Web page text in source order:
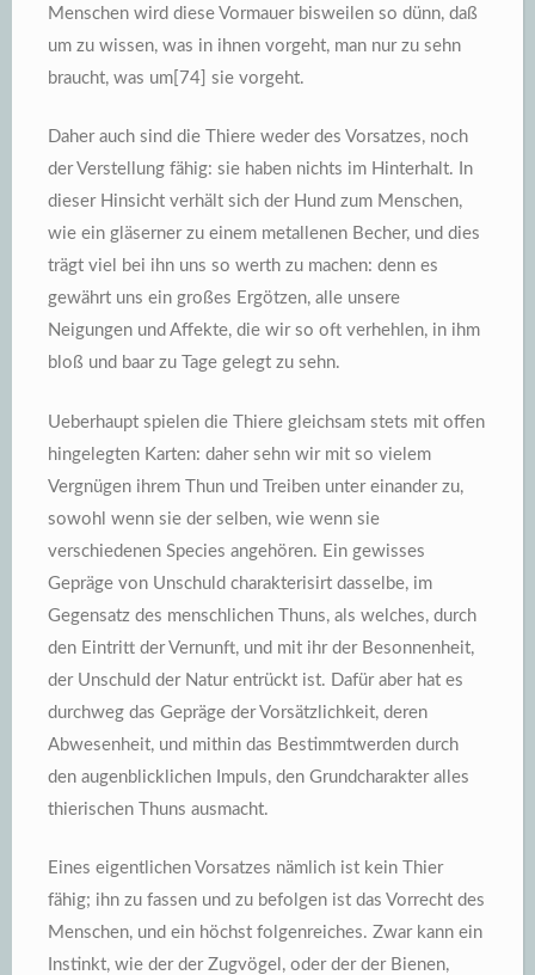
Menschen wird diese Vormauer bisweilen so dünn, daß
um zu wissen, was in ihnen vorgeht, man nur zu sehn
braucht, was um[74] sie vorgeht.
Daher auch sind die Thiere weder des Vorsatzes, noch
der Verstellung fähig: sie haben nichts im Hinterhalt. In
dieser Hinsicht verhält sich der Hund zum Menschen,
wie ein gläserner zu einem metallenen Becher, und dies
trägt viel bei ihn uns so werth zu machen: denn es
gewährt uns ein großes Ergötzen, alle unsere
Neigungen und Affekte, die wir so oft verhehlen, in ihm
bloß und baar zu Tage gelegt zu sehn.
Ueberhaupt spielen die Thiere gleichsam stets mit offen
hingelegten Karten: daher sehn wir mit so vielem
Vergnügen ihrem Thun und Treiben unter einander zu,
sowohl wenn sie der selben, wie wenn sie
verschiedenen Species angehören. Ein gewisses
Gepräge von Unschuld charakterisirt dasselbe, im
Gegensatz des menschlichen Thuns, als welches, durch
den Eintritt der Vernunft, und mit ihr der Besonnenheit,
der Unschuld der Natur entrückt ist. Dafür aber hat es
durchweg das Gepräge der Vorsätzlichkeit, deren
Abwesenheit, und mithin das Bestimmtwerden durch
den augenblicklichen Impuls, den Grundcharakter alles
thierischen Thuns ausmacht.
Eines eigentlichen Vorsatzes nämlich ist kein Thier
fähig; ihn zu fassen und zu befolgen ist das Vorrecht des
Menschen, und ein höchst folgenreiches. Zwar kann ein
Instinkt, wie der der Zugvögel, oder der der Bienen,